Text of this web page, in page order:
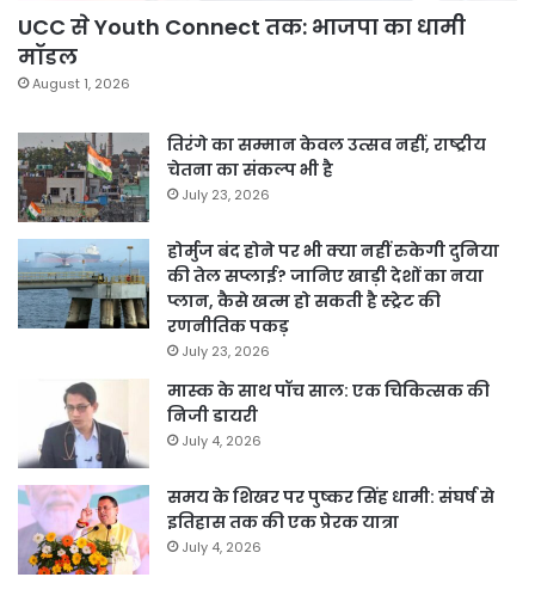
UCC से Youth Connect तक: भाजपा का धामी
मॉडल
August 1, 2026
तिरंगे का सम्मान केवल उत्सव नहीं, राष्ट्रीय
चेतना का संकल्प भी है
July 23, 2026
होर्मुज बंद होने पर भी क्या नहीं रुकेगी दुनिया
की तेल सप्लाई? जानिए खाड़ी देशों का नया
प्लान, कैसे खत्म हो सकती है स्ट्रेट की
रणनीतिक पकड़
July 23, 2026
मास्क के साथ पॉच साल: एक चिकित्सक की
निजी डायरी
July 4, 2026
समय के शिखर पर पुष्कर सिंह धामी: संघर्ष से
इतिहास तक की एक प्रेरक यात्रा
July 4, 2026